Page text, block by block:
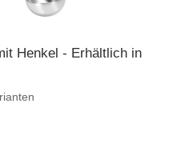
Henkel - Erhältlich in